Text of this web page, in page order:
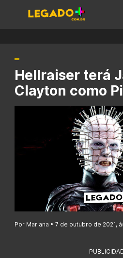
Hellraiser terá
Clayton como
Por Mariana • 7 de outubro de 2021,